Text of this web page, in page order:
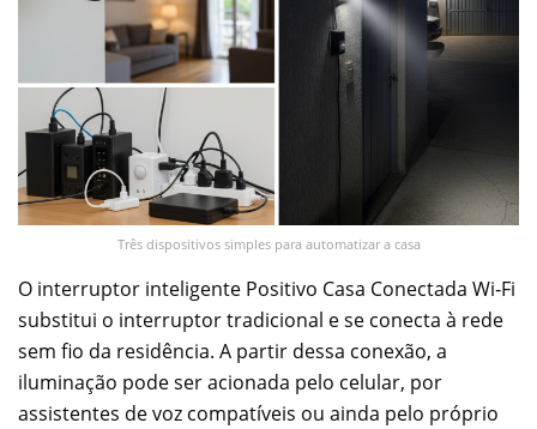
Três dispositivos simples para automatizar a casa
O interruptor inteligente Positivo Casa Conectada Wi‑Fi
substitui o interruptor tradicional e se conecta à rede
sem fio da residência. A partir dessa conexão, a
iluminação pode ser acionada pelo celular, por
assistentes de voz compatíveis ou ainda pelo próprio